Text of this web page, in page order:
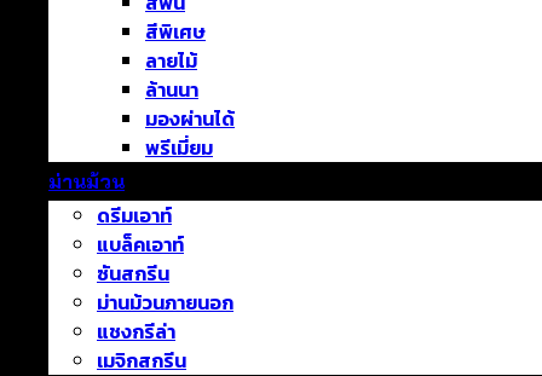
สีพิเศษ
ลายไม้
ล้านนา
มองผ่านได้
พรีเมี่ยม
ม่านม้วน
ดรีมเอาท์
แบล็คเอาท์
ซันสกรีน
ม่านม้วนภายนอก
แชงกรีล่า
เมจิกสกรีน